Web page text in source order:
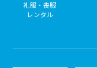
礼服・喪服
レンタル